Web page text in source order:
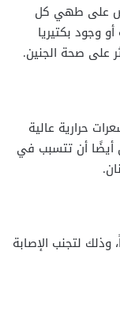
على طهي كل
وجود بكتيريا
على صحة الجنين.
حرارية عالية
أيضًا أن تتسبب في
لتجنب الإصابة